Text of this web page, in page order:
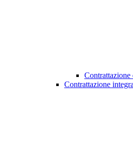
Contrattazione
Contrattazione